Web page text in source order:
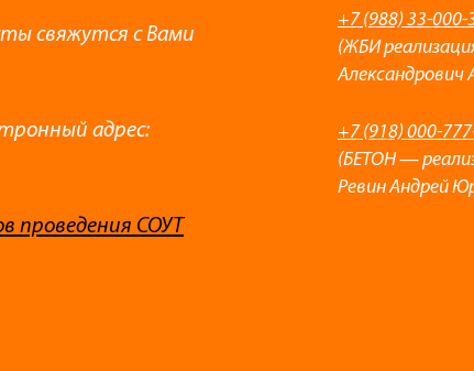
свяжутся с Вами
адрес:
проведения СОУТ
+7 (988) 33-000-
(ЖБИ
Александрович
+7 (918) 000-
(БЕТОН —
Ревин Андрей